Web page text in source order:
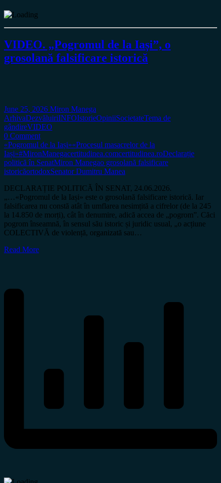
VIDEO. „Pogromul de la Iași”, o
grosolană falsificare istorică
June 25, 2026 Miron Manega
ArhivaDezvăluiriINFOIstorieOpiniiSocietateTema de
gândireVIDEO
0 Comment
«Pogromul de la Iași»«Procesul masacrelor de la
Iași»#MironManegacertitudinea.comcertitudinea.roDeclarație
politică în SenatMiron Manegao grosolană falsificare
istoricăortodoxSenator Dumitru Manea
DECLARAȚIE POLITICĂ ÎN SENAT, 24.06.2026.
„…«Pogromul de la Iași» este o grosolană falsificare istorică. Iar
falsificarea nu constă atât în umflarea nesimțită a cifrelor (de la 245
la 14.850 de morți), cât în denumire, adică accea de „pogrom”. Căci
pogrom înseamnă, în sensul său istoric și juridic usual, „o acțiune
COLECTIVĂ de violență, organizată sau…
Read More